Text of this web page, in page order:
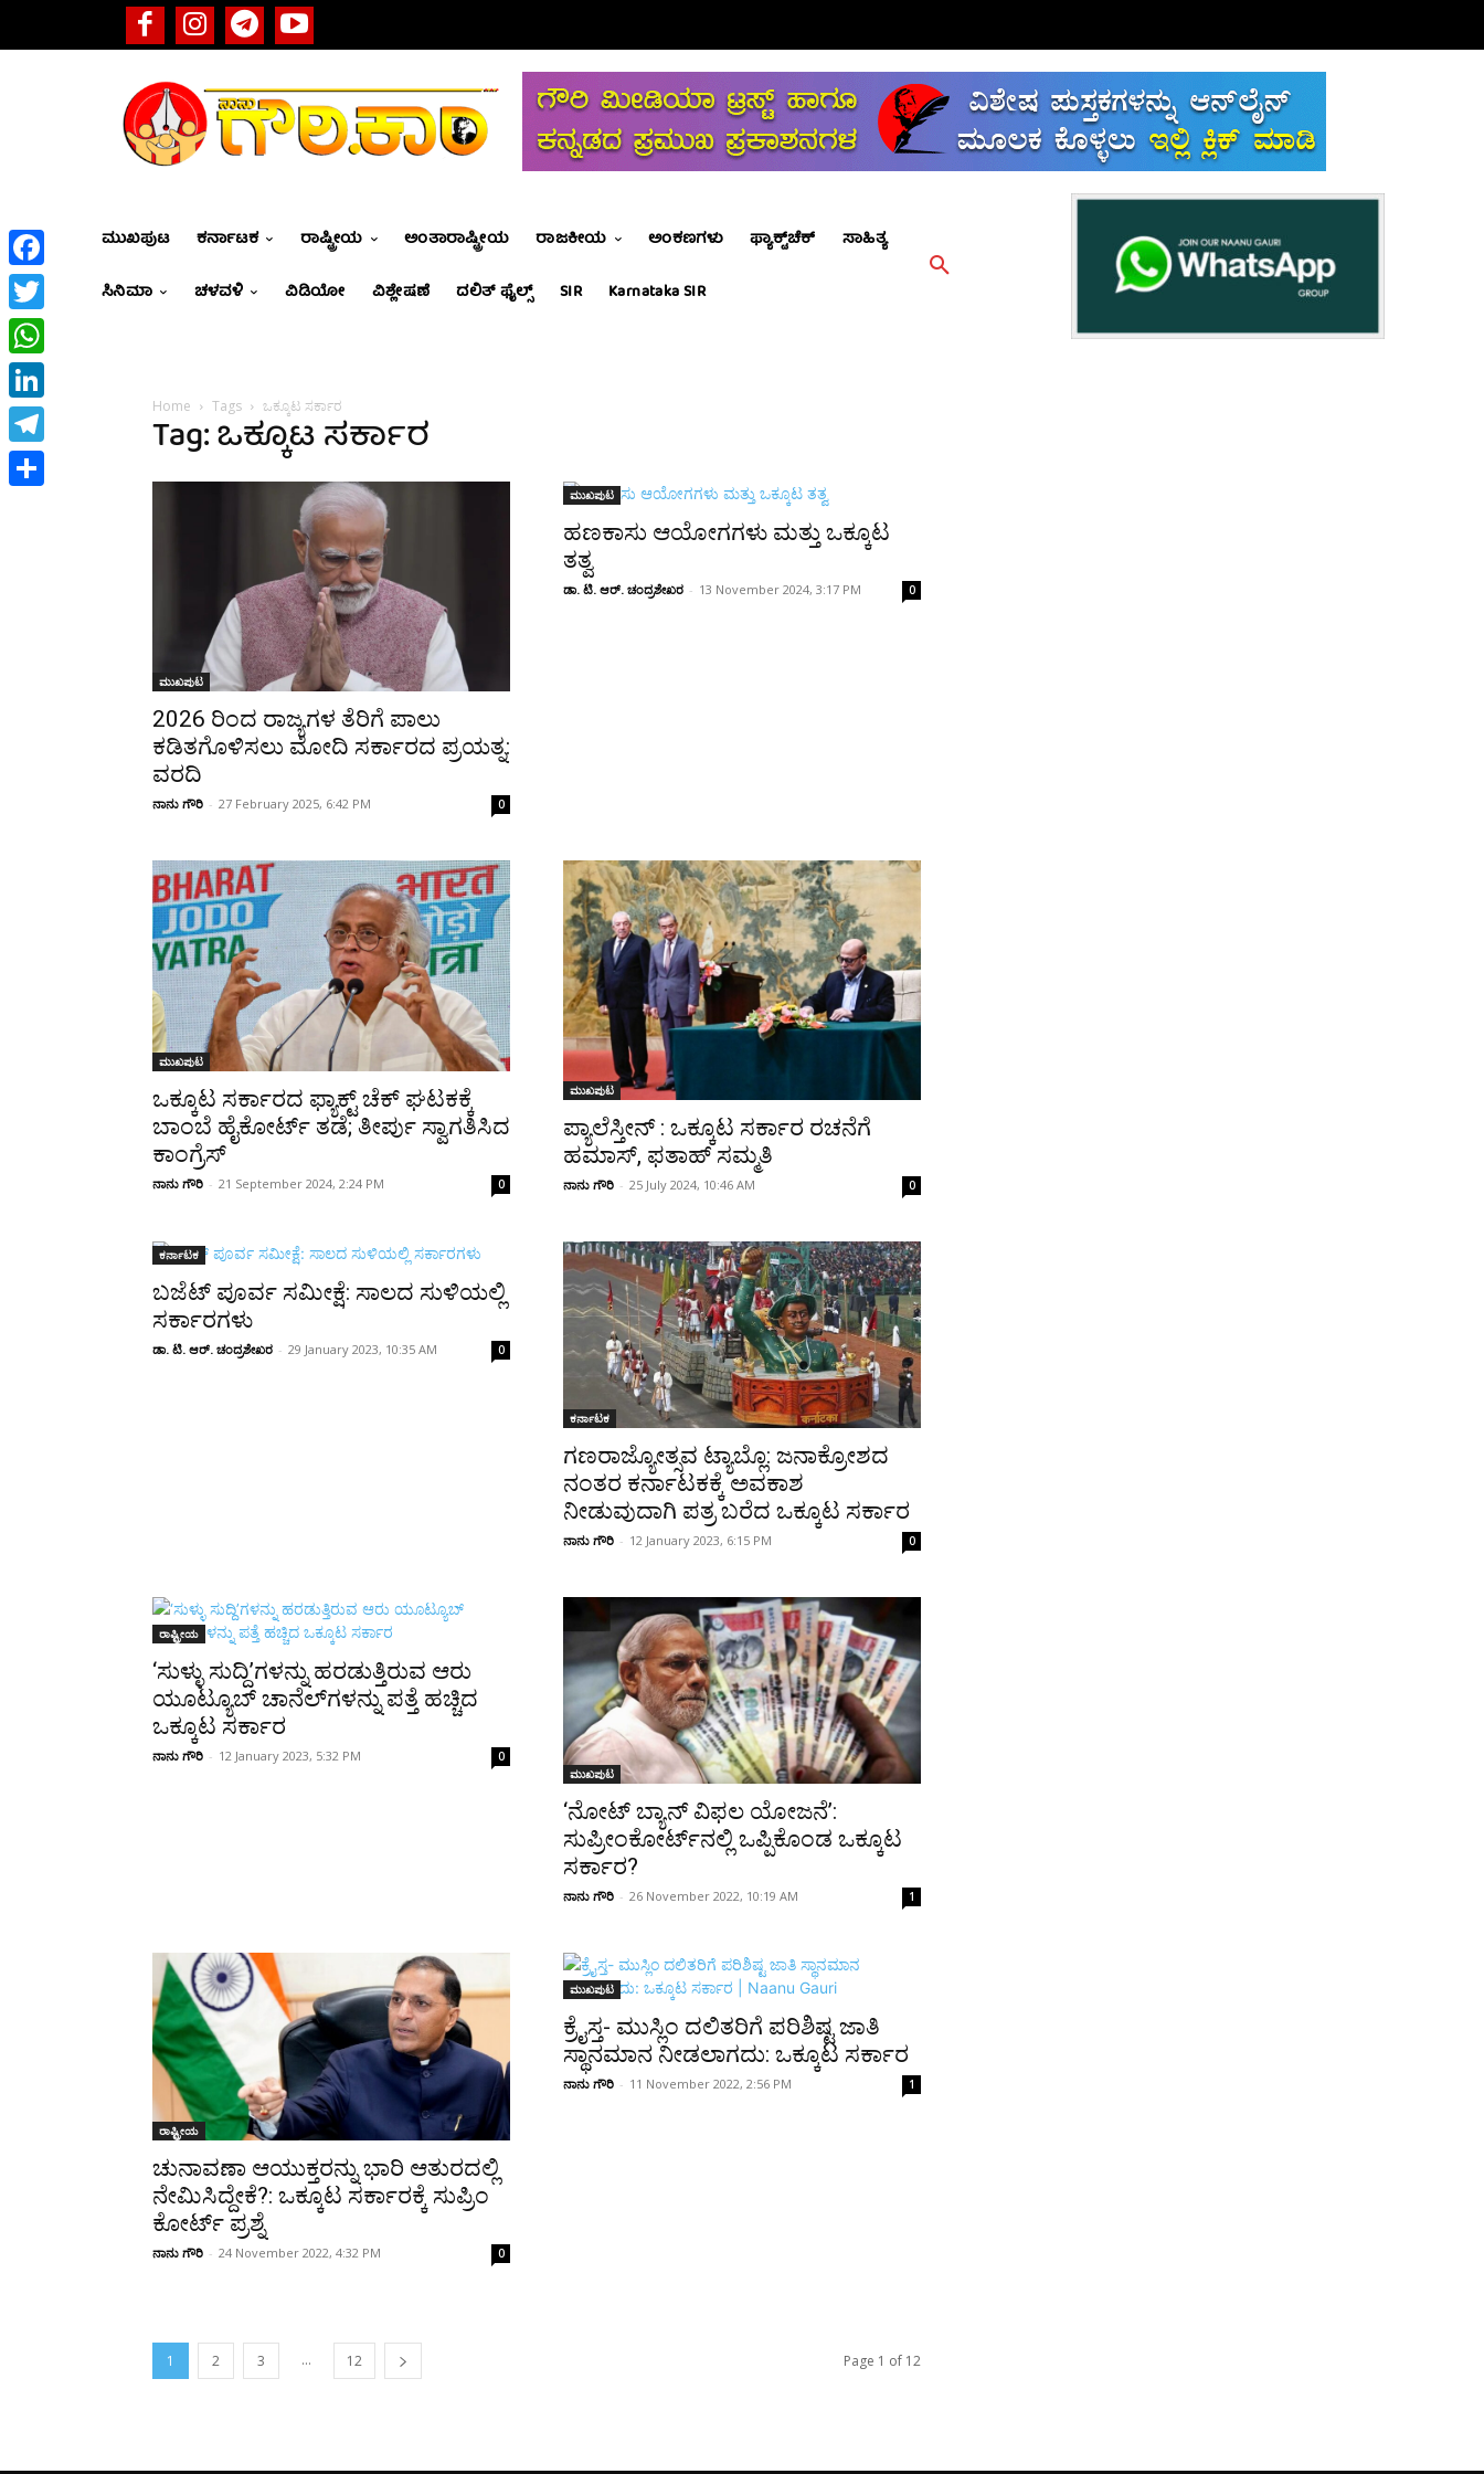
ಮುಖಪುಟ ಕರ್ನಾಟಕ ರಾಷ್ಟ್ರೀಯ ಅಂತಾರಾಷ್ಟ್ರೀಯ ರಾಜಕೀಯ ಅಂಕಣಗಳು ಫ್ಯಾಕ್ಟ್‌ಚೆಕ್
ಸಾಹಿತ್ಯ
ಸಿನಿಮಾ
ಚಳವಳಿ ವಿಡಿಯೋ ವಿಶ್ಲೇಷಣೆ ದಲಿತ್ ಫೈಲ್ಸ್ SIR Karnataka SIR
Home Tags ಒಕ್ಕೂಟ ಸರ್ಕಾರ
Tag: ಒಕ್ಕೂಟ ಸರ್ಕಾರ
ಮುಖಪುಟ
2026 ರಿಂದ ರಾಜ್ಯಗಳ ತೆರಿಗೆ ಪಾಲು
ಕಡಿತಗೊಳಿಸಲು ಮೋದಿ ಸರ್ಕಾರದ ಪ್ರಯತ್ನ:
ವರದಿ
ನಾನು ಗೌರಿ - 27 February 2025, 6:42 PM 0
ಮುಖಪುಟ
ಹಣಕಾಸು ಆಯೋಗಗಳು ಮತ್ತು ಒಕ್ಕೂಟ
ತತ್ವ
ಡಾ. ಟಿ. ಆರ್. ಚಂದ್ರಶೇಖರ - 13 November 2024, 3:17 PM 0
ಮುಖಪುಟ
ಒಕ್ಕೂಟ ಸರ್ಕಾರದ ಫ್ಯಾಕ್ಟ್‌ ಚೆಕ್ ಘಟಕಕ್ಕೆ
ಬಾಂಬೆ ಹೈಕೋರ್ಟ್ ತಡೆ; ತೀರ್ಪು ಸ್ವಾಗತಿಸಿದ
ಕಾಂಗ್ರೆಸ್
ನಾನು ಗೌರಿ - 21 September 2024, 2:24 PM 0
ಮುಖಪುಟ
ಪ್ಯಾಲೆಸ್ತೀನ್ : ಒಕ್ಕೂಟ ಸರ್ಕಾರ ರಚನೆಗೆ
ಹಮಾಸ್, ಫತಾಹ್ ಸಮ್ಮತಿ
ನಾನು ಗೌರಿ - 25 July 2024, 10:46 AM 0
ಕರ್ನಾಟಕ
ಬಜೆಟ್ ಪೂರ್ವ ಸಮೀಕ್ಷೆ: ಸಾಲದ ಸುಳಿಯಲ್ಲಿ
ಸರ್ಕಾರಗಳು
ಡಾ. ಟಿ. ಆರ್. ಚಂದ್ರಶೇಖರ - 29 January 2023, 10:35 AM 0
ಕರ್ನಾಟಕ
ಗಣರಾಜ್ಯೋತ್ಸವ ಟ್ಯಾಬ್ಲೊ: ಜನಾಕ್ರೋಶದ
ನಂತರ ಕರ್ನಾಟಕಕ್ಕೆ ಅವಕಾಶ
ನೀಡುವುದಾಗಿ ಪತ್ರ ಬರೆದ ಒಕ್ಕೂಟ ಸರ್ಕಾರ
ನಾನು ಗೌರಿ - 12 January 2023, 6:15 PM 0
ರಾಷ್ಟ್ರೀಯ
‘ಸುಳ್ಳು ಸುದ್ದಿ’ಗಳನ್ನು ಹರಡುತ್ತಿರುವ ಆರು
ಯೂಟ್ಯೂಬ್ ಚಾನೆಲ್‌ಗಳನ್ನು ಪತ್ತೆ ಹಚ್ಚಿದ
ಒಕ್ಕೂಟ ಸರ್ಕಾರ
ನಾನು ಗೌರಿ - 12 January 2023, 5:32 PM
0
ಮುಖಪುಟ
‘ನೋಟ್‌ ಬ್ಯಾನ್ ವಿಫಲ ಯೋಜನೆ’:
ಸುಪ್ರೀಂಕೋರ್ಟ್‌ನಲ್ಲಿ ಒಪ್ಪಿಕೊಂಡ ಒಕ್ಕೂಟ
ಸರ್ಕಾರ?
ನಾನು ಗೌರಿ - 26 November 2022, 10:19 AM 1
ರಾಷ್ಟ್ರೀಯ
ಚುನಾವಣಾ ಆಯುಕ್ತರನ್ನು ಭಾರಿ ಆತುರದಲ್ಲಿ
ನೇಮಿಸಿದ್ದೇಕೆ?: ಒಕ್ಕೂಟ ಸರ್ಕಾರಕ್ಕೆ ಸುಪ್ರಿಂ
ಕೋರ್ಟ್ ಪ್ರಶ್ನೆ
ನಾನು ಗೌರಿ - 24 November 2022, 4:32 PM 0
ಮುಖಪುಟ
ಕ್ರೈಸ್ತ- ಮುಸ್ಲಿಂ ದಲಿತರಿಗೆ ಪರಿಶಿಷ್ಟ ಜಾತಿ
ಸ್ಥಾನಮಾನ ನೀಡಲಾಗದು: ಒಕ್ಕೂಟ ಸರ್ಕಾರ
ನಾನು ಗೌರಿ - 11 November 2022, 2:56 PM 1
1 2 3 ... 12 Page 1 of 12
Facebook
Twitter
WhatsApp
LinkedIn
Telegram